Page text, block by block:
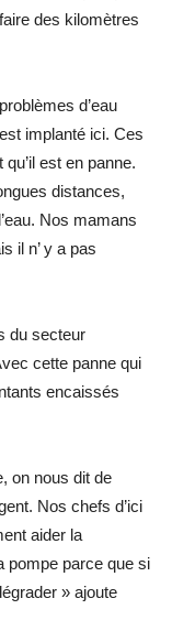
des kilomètres
d’eau
implanté ici. Ces
est en panne.
distances,
Nos mamans
il n’ y a pas
du secteur
cette panne qui
encaissés
on nous dit de
Nos chefs d’ici
aider la
pompe parce que si
» ajoute